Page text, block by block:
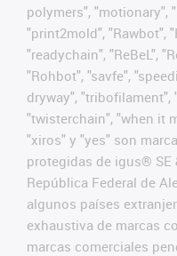
polymers", "motionary",
"print2mold", "Rawbot",
"readychain", "ReBeL",
"Rohbot", "savfe",
dryway", "tribofilament",
"twisterchain", "when it
"xiros" y "yes" son
protegidas de igus® SE
República Federal de
algunos países
exhaustiva de marcas
marcas comerciales